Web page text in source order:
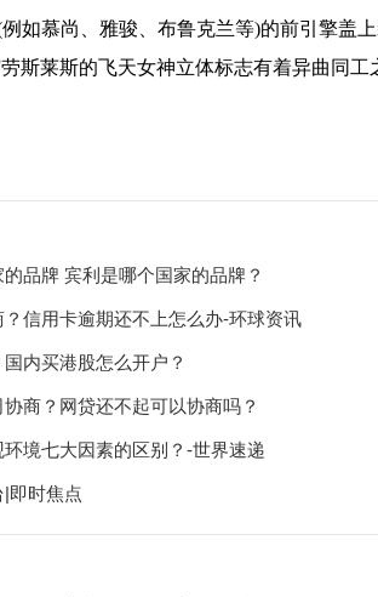
如慕尚、雅骏、布鲁克兰等)的前引擎盖
斯莱斯的飞天女神立体标志有着异曲同工
品牌 宾利是哪个国家的品牌？
信用卡逾期还不上怎么办-环球资讯
内买港股怎么开户？
商？网贷还不起可以协商吗？
境七大因素的区别？-世界速递
即时焦点